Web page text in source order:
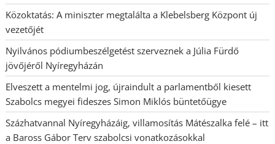
Közoktatás: A miniszter megtalálta a Klebelsberg Központ új
vezetőjét
Nyilvános pódiumbeszélgetést szerveznek a Júlia Fürdő
jövőjéről Nyíregyházán
Elveszett a mentelmi jog, újraindult a parlamentből kiesett
Szabolcs megyei fideszes Simon Miklós büntetőügye
Százhatvannal Nyíregyházáig, villamosítás Mátészalka felé – itt
a Baross Gábor Terv szabolcsi vonatkozásokkal